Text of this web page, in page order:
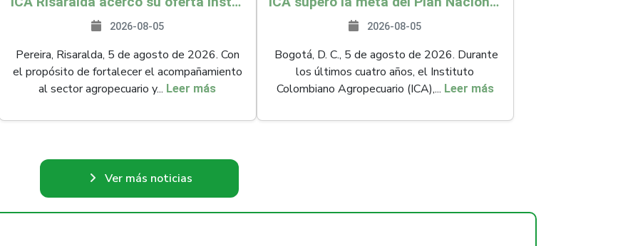
2026-08-05
Pereira, Risaralda, 5 de agosto de 2026. Con
el propósito de fortalecer el acompañamiento
al sector agropecuario y... Leer más
2026-08-05
Bogotá, D. C., 5 de agosto de 2026. Durante
los últimos cuatro años, el Instituto
Colombiano Agropecuario (ICA),... Leer más
Ver más noticias